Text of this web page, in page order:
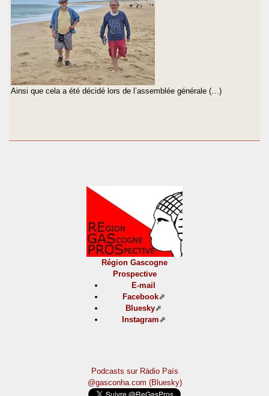
Ainsi que cela a été décidé lors de l’assemblée générale (…)
Région Gascogne
Prospective
E-mail
Facebook
Bluesky
Instagram
Podcasts sur Ràdio País
@gasconha.com (Bluesky)